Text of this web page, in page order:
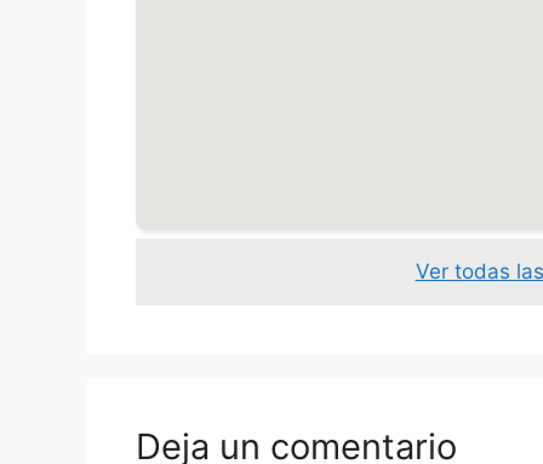
Ver todas
Deja un comentario